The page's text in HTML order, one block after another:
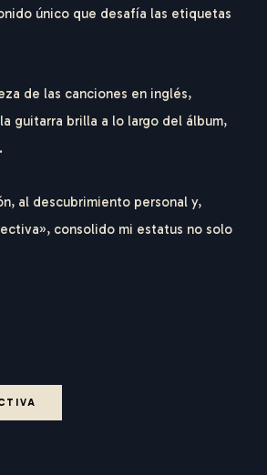
T
único que desafía las etiquetas
de las canciones en inglés,
guitarra brilla a lo largo del álbum,
al descubrimiento personal y,
consolido mi estatus no solo